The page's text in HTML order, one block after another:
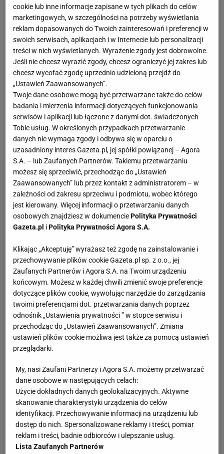
byłym reprezentantem Polski. Po zakończeniu
kariery piłkarskiej został trenerem i podjął pracę w
akademii Osasuny. Dziewięć lat - tyle potrzebował,
by samodzielnie przejąć zespół w seniorach.
Pracował też w Legii Warszawa, Lechu Poznań czy
Górniku Zabrze. Na koncie ma mistrzostwo Polski,
dwa Puchary i jeden Superpuchar Polski. Obecnie
zajmuje się przygotowaniami do wrześniowych
meczów Ligi Narodów. W nich reprezentacja Polski
zmierzy się z Finlandią i Holandią.
cookie lub inne informacje zapisane w tych plikach do celów
marketingowych, w szczególności na potrzeby wyświetlania
reklam dopasowanych do Twoich zainteresowań i preferencji w
swoich serwisach, aplikacjach i w Internecie lub personalizacji
treści w nich wyświetlanych. Wyrażenie zgody jest dobrowolne.
Jeśli nie chcesz wyrazić zgody, chcesz ograniczyć jej zakres lub
chcesz wycofać zgodę uprzednio udzieloną przejdź do
„Ustawień Zaawansowanych”.
Twoje dane osobowe mogą być przetwarzane także do celów
badania i mierzenia informacji dotyczących funkcjonowania
serwisów i aplikacji lub łączone z danymi dot. świadczonych
Tobie usług. W określonych przypadkach przetwarzanie
danych nie wymaga zgody i odbywa się w oparciu o
uzasadniony interes Gazeta.pl, jej spółki powiązanej – Agora
S.A. – lub Zaufanych Partnerów. Takiemu przetwarzaniu
możesz się sprzeciwić, przechodząc do „Ustawień
Zaawansowanych” lub przez kontakt z administratorem – w
zależności od zakresu sprzeciwu i podmiotu, wobec którego
jest kierowany. Więcej informacji o przetwarzaniu danych
osobowych znajdziesz w dokumenciePolityka Prywatności
Gazeta.pl iPolityka Prywatności Agora S.A.
Klikając „Akceptuję” wyrażasz też zgodę na zainstalowanie i
przechowywanie plików cookie Gazeta.pl sp. z o.o., jej
Zaufanych Partnerów i Agora S.A. na Twoim urządzeniu
końcowym. Możesz w każdej chwili zmienić swoje preferencje
dotyczące plików cookie, wywołując narzędzie do zarządzania
twoimi preferencjami dot. przetwarzania danych poprzez
odnośnik „Ustawienia prywatności ” w stopce serwisu i
przechodząc do „Ustawień Zaawansowanych”. Zmiana
ustawień plików cookie możliwa jest także za pomocą ustawień
przeglądarki.
My, nasi Zaufani Partnerzy i Agora S.A. możemy przetwarzać
dane osobowe w następujących celach:
Użycie dokładnych danych geolokalizacyjnych. Aktywne
skanowanie charakterystyki urządzenia do celów
identyfikacji. Przechowywanie informacji na urządzeniu lub
dostęp do nich. Spersonalizowane reklamy i treści, pomiar
reklam i treści, badnie odbiorców i ulepszanie usług.
Lista Zaufanych Partnerów